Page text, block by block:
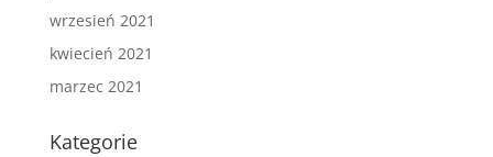
wrzesień 2021
kwiecień 2021
marzec 2021
Kategorie